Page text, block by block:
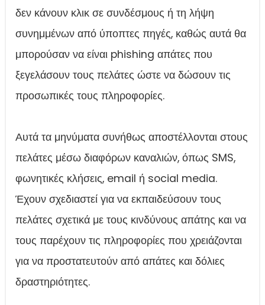
δεν κάνουν κλικ σε συνδέσμους ή τη λήψη
συνημμένων από ύποπτες πηγές, καθώς αυτά θα
μπορούσαν να είναι phishing απάτες που
ξεγελάσουν τους πελάτες ώστε να δώσουν τις
προσωπικές τους πληροφορίες.
Αυτά τα μηνύματα συνήθως αποστέλλονται στους
πελάτες μέσω διαφόρων καναλιών, όπως SMS,
φωνητικές κλήσεις, email ή social media.
Έχουν σχεδιαστεί για να εκπαιδεύσουν τους
πελάτες σχετικά με τους κινδύνους απάτης και να
τους παρέχουν τις πληροφορίες που χρειάζονται
για να προστατευτούν από απάτες και δόλιες
δραστηριότητες.